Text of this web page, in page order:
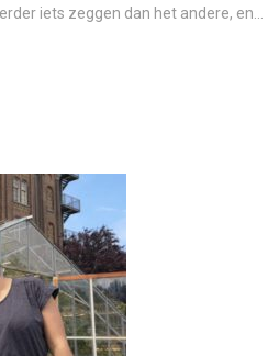
iets zeggen dan het andere, en...